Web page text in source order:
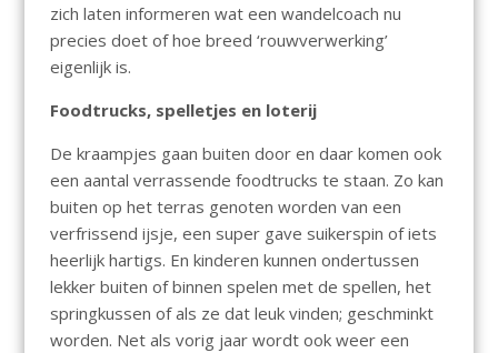
zich laten informeren wat een wandelcoach nu
precies doet of hoe breed ‘rouwverwerking’
eigenlijk is.
Foodtrucks, spelletjes en loterij
De kraampjes gaan buiten door en daar komen ook
een aantal verrassende foodtrucks te staan. Zo kan
buiten op het terras genoten worden van een
verfrissend ijsje, een super gave suikerspin of iets
heerlijk hartigs. En kinderen kunnen ondertussen
lekker buiten of binnen spelen met de spellen, het
springkussen of als ze dat leuk vinden; geschminkt
worden. Net als vorig jaar wordt ook weer een